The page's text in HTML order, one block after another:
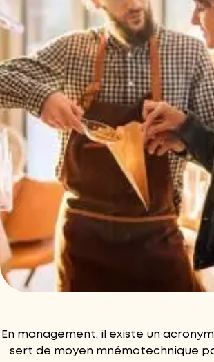
En management, il existe un
sert de moyen mnémotechnique